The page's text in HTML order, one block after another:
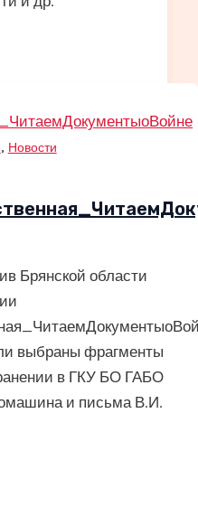
, Новости
Брянской области
выбраны фрагменты
в ГКУ БО ГАБО
и письма В.И.